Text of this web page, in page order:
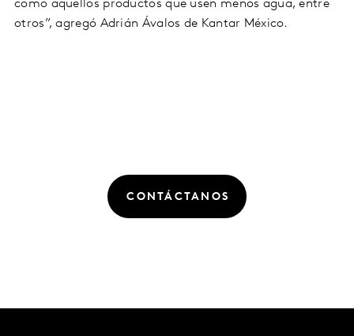
como aquellos productos que usen menos agua, entre
otros”, agregó Adrián Ávalos de Kantar México.
CONTÁCTANOS